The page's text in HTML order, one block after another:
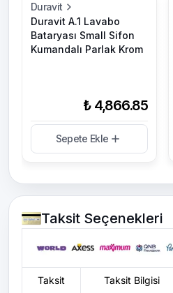
Duravit
Duravit A.1 Lavabo
Bataryası Small Sifon
Kumandalı Parlak Krom
₺ 4,866.85
Sepete Ekle
Taksit Seçenekleri
Taksit Taksit Bilgisi